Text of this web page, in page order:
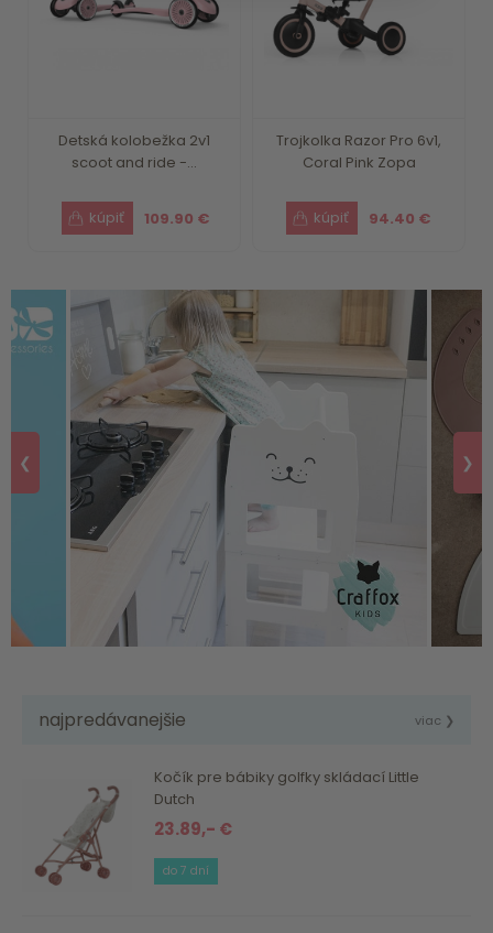
Detská kolobežka 2v1
scoot and ride -...
109.90 €
Trojkolka Razor Pro 6v1,
Coral Pink Zopa
94.40 €
❮ ❯
najpredávanejšie viac ❯
Kočík pre bábiky golfky skládací Little
Dutch
23.89,- €
do 7 dní